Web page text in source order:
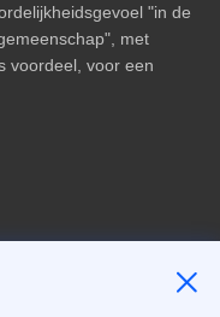
"in de
met
voordeel, voor een